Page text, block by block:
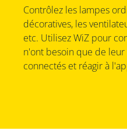
Contrôlez les lampes
décoratives, les
etc. Utilisez WiZ pour
n'ont besoin que de
connectés et réagir à